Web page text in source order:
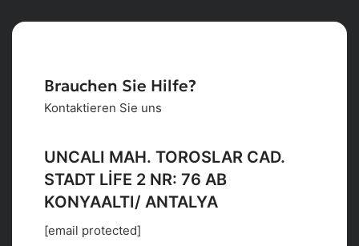
Brauchen Sie Hilfe?
Kontaktieren Sie uns
UNCALI MAH. TOROSLAR CAD.
STADT LİFE 2 NR: 76 AB
KONYAALTI/ ANTALYA
[email protected]